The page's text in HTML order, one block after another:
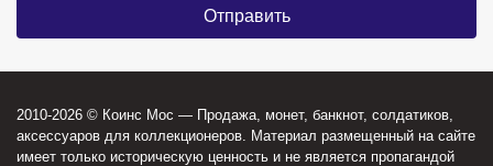
2010-2026 © Коинс Мос — Продажа, монет, банкнот, солдатиков,
аксессуаров для коллекционеров. Материал размещенный на сайте
имеет только историческую ценность и не является пропагандой